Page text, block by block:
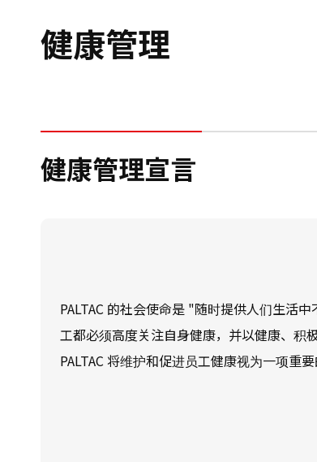
健康管理
健康管理宣言
PALTAC 的社会使命是 "随时提供人们生活
工都必须高度关注自身健康，并以健康、积
PALTAC 将维护和促进员工健康视为一项重